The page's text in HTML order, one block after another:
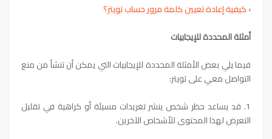
›كيفية إعادة تعيين كلمة مرور حساب تويتر؟
أمثلة المحددة للإيجابيات
فيما يلي بعض الأمثلة المحددة للإيجابيات التي يمكن أن تنشأ من منع
التواصل معي على تويتر:
1. قد يساعد حظر شخص ينشر تغريدات مسيئة أو كراهية في تقليل
التعرض لهذا المحتوى للأشخاص الآخرين.